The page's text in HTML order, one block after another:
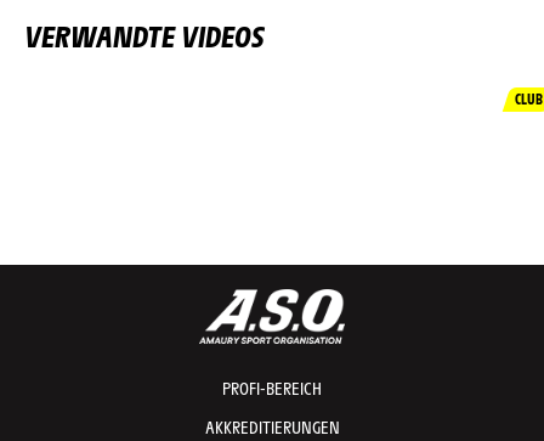
VERWANDTE VIDEOS
CLUB
PROFI-BEREICH
AKKREDITIERUNGEN